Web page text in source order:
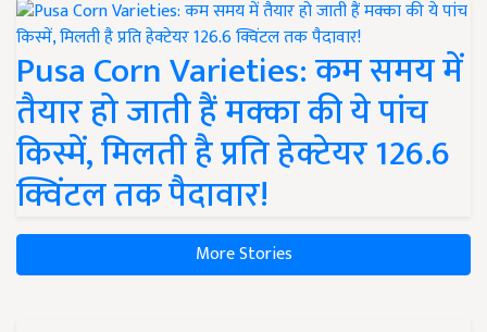
Pusa Corn Varieties: कम समय में
तैयार हो जाती हैं मक्का की ये पांच
किस्में, मिलती है प्रति हेक्टेयर 126.6
क्विंटल तक पैदावार!
More Stories